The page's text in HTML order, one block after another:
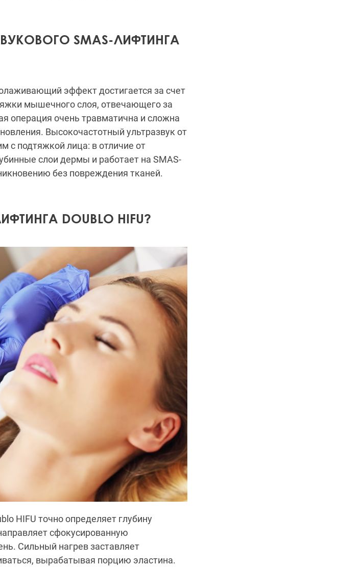
SMAS-ЛИФТИНГА
эффект достигается за счет
мышечного слоя, отвечающего за
операция очень травматична и сложна
Высокочастотный ультразвук от
с подтяжкой лица: в отличие от
слои дермы и работает на SMAS-
без повреждения тканей.
DOUBLO HIFU?
HIFU точно определяет глубину
сфокусированную
Сильный нагрев заставляет
вырабатывая порцию эластина.